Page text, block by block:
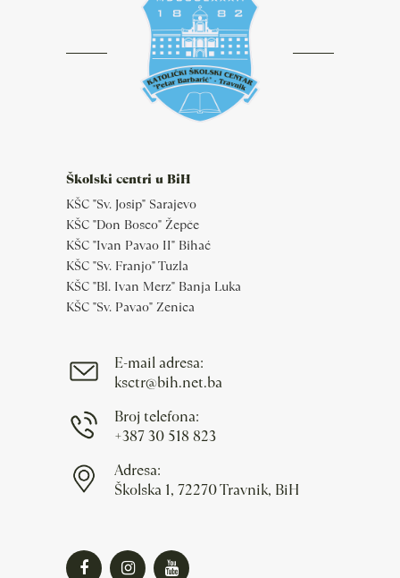
Školski centri u BiH
KŠC "Sv. Josip" Sarajevo
KŠC "Don Bosco" Žepče
KŠC "Ivan Pavao II" Bihać
KŠC "Sv. Franjo" Tuzla
KŠC "Bl. Ivan Merz" Banja Luka
KŠC "Sv. Pavao" Zenica
E-mail adresa:
ksctr@bih.net.ba
Broj telefona:
+387 30 518 823
Adresa:
Školska 1, 72270 Travnik, BiH